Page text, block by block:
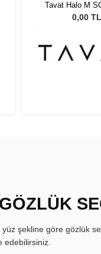
Tavat Halo M
LGN
0,00 TL
şekline göre gözlük
edebilirsiniz.